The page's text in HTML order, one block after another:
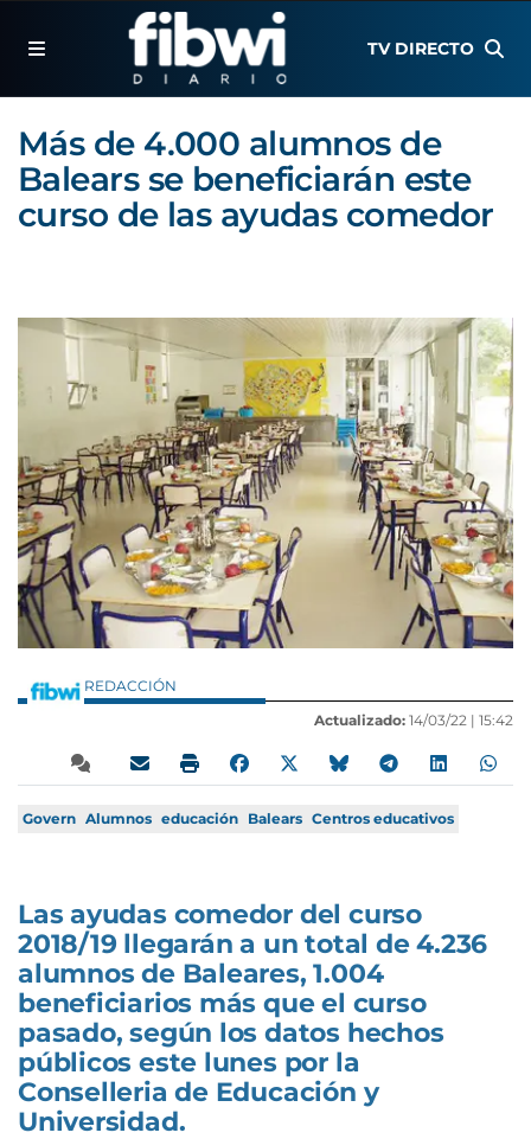
TV DIRECTO
Más de 4.000 alumnos de
Balears se beneficiarán este
curso de las ayudas comedor
REDACCIÓN
Actualizado: 14/03/22 | 15:42
Govern Alumnos educación Balears Centros educativos
Las ayudas comedor del curso
2018/19 llegarán a un total de 4.236
alumnos de Baleares, 1.004
beneficiarios más que el curso
pasado, según los datos hechos
públicos este lunes por la
Conselleria de Educación y
Universidad.